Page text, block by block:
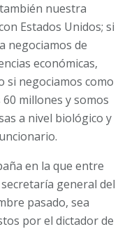
nuestra
Estados Unidos; si
negociamos de
económicas,
si negociamos como
millones y somos
a nivel biológico y
en la que entre
general del
pasado, sea
por el dictador de